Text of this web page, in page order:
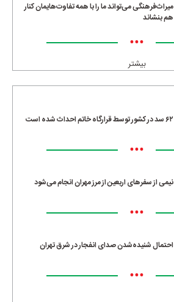
میراث‌فرهنگی می‌تواند ما را با همه تفاوت‌هایمان کنار
هم بنشاند
•••
بیشتر
۶۲ سد در کشور توسط قرارگاه خاتم احداث شده است
•••
نیمی از سفرهای اربعین از مرز مهران انجام می‌شود
•••
احتمال شنیده‌شدن صدای انفجار در شرق تهران
•••